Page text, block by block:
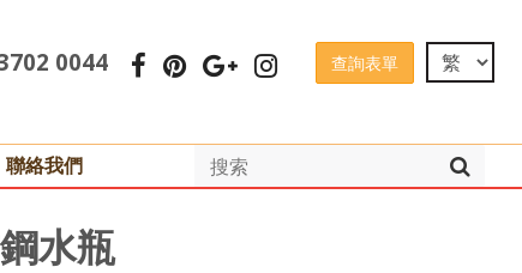
查詢表單
0044
聯絡我們
水瓶